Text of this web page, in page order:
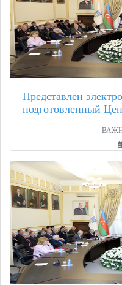
Представлен
подготовленный